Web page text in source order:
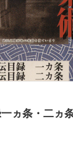
ヵ条・二ヵ